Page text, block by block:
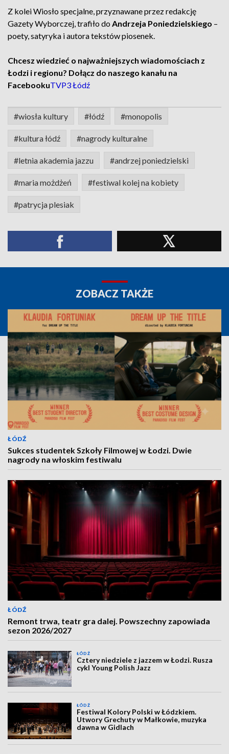
Z kolei Wiosło specjalne, przyznawane przez redakcję
Gazety Wyborczej, trafiło do Andrzeja Poniedzielskiego –
poety, satyryka i autora tekstów piosenek.
Chcesz wiedzieć o najważniejszych wiadomościach z
Łodzi i regionu? Dołącz do naszego kanału na
FacebookuTVP3 Łódź
#wiosła kultury #łódź #monopolis
#kultura łódź #nagrody kulturalne
#letnia akademia jazzu #andrzej poniedzielski
#maria możdżeń #festiwal kolej na kobiety
#patrycja plesiak
ZOBACZ TAKŻE
ŁÓDŹ
Sukces studentek Szkoły Filmowej w Łodzi. Dwie
nagrody na włoskim festiwalu
ŁÓDŹ
Remont trwa, teatr gra dalej. Powszechny zapowiada
sezon 2026/2027
ŁÓDŹ
Cztery niedziele z jazzem w Łodzi. Rusza
cykl Young Polish Jazz
ŁÓDŹ
Festiwal Kolory Polski w Łódzkiem.
Utwory Grechuty w Małkowie, muzyka
dawna w Gidlach